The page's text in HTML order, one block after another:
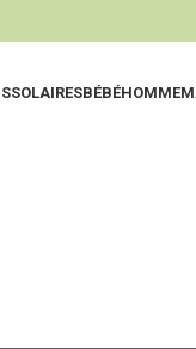
SOLAIRESBÉBÉHOMME